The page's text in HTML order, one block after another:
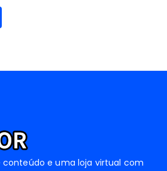
conteúdo e uma loja virtual com